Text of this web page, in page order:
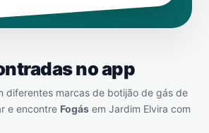
no app
diferentes marcas de botijão de gás de
e encontre Fogás em Jardim Elvira com